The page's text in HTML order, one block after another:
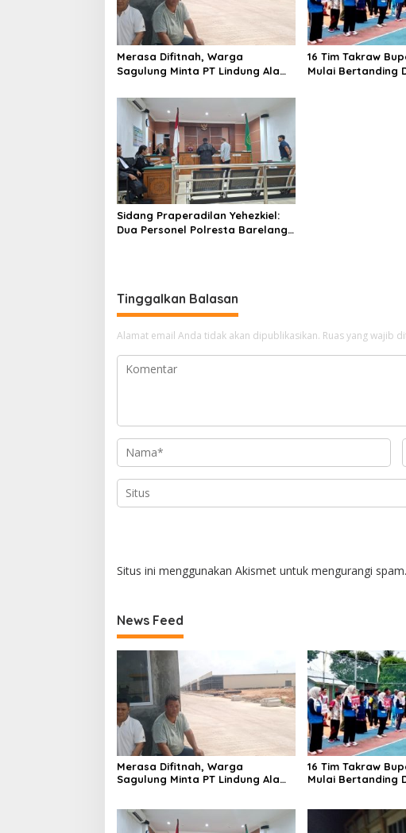
p
o
s
Merasa Difitnah, Warga
Sagulung Minta PT Lindung Alam
Merendahkan Masyarakat
16 Tim Takraw
Mulai Bertanding
Sidang Praperadilan Yehezkiel:
Dua Personel Polresta Barelang
Tinggalkan Balasan
Alamat email Anda tidak akan dipublikasikan. Ruas yang wajib
Situs ini menggunakan Akismet untuk mengurangi spam.
News Feed
Merasa Difitnah, Warga
Sagulung Minta PT Lindung Alam
16 Tim Takraw
Mulai Bertanding